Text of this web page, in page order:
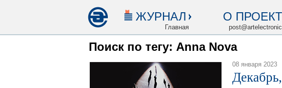
ЖУРНАЛ
Главная
О
Поиск по тегу: Anna Nova
08 января 2023